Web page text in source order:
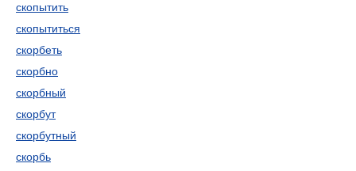
скопытить
скопытиться
скорбеть
скорбно
скорбный
скорбут
скорбутный
скорбь